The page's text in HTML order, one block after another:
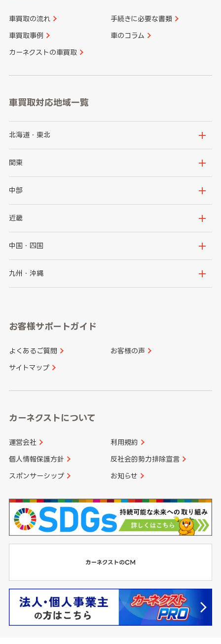
車買取の流れ 手続きに必要な書類
車買取事例 車のコラム
カーネクストの車買取
車買取対応地域一覧
北海道・東北
北海道
岩手県
秋田県
関東
茨城県
群馬県
千葉県
神奈川県
中部
新潟県
石川県
山梨県
愛知県
近畿
大阪府
京都府
和歌山県
中国・四国
鳥取県
山口県
香川県 愛媛県
九州・沖縄
長崎県
大分県 宮崎県
お客様サポートガイド
よくあるご質問 お客様の声
サイトマップ
カーネクストについて
運営会社 利用規約
個人情報保護方針 反社会的勢力排除宣言
スポンサーシップ お知らせ